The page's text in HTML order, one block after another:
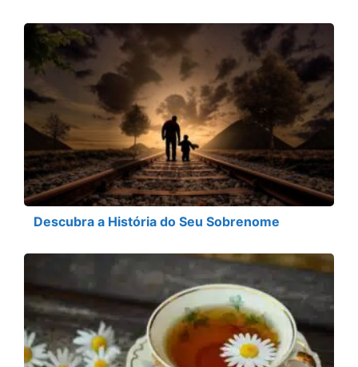
Descubra a História do Seu Sobrenome